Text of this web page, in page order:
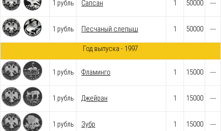
1 рубль Сапсан 1 50000 ---
1 рубль Песчаный слепыш 1 50000 ---
Год выпуска - 1997
1 рубль Фламинго 1 15000 ---
1 рубль Джейран 1 15000 ---
1 рубль Зубр 1 15000 ---